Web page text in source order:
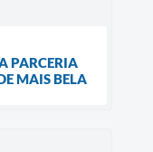
PARCERIA
MAIS BELA